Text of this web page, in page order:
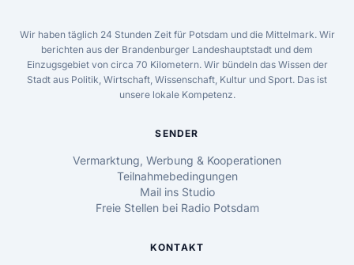
Wir haben täglich 24 Stunden Zeit für Potsdam und die Mittelmark. Wir
berichten aus der Brandenburger Landeshauptstadt und dem
Einzugsgebiet von circa 70 Kilometern. Wir bündeln das Wissen der
Stadt aus Politik, Wirtschaft, Wissenschaft, Kultur und Sport. Das ist
unsere lokale Kompetenz.
SENDER
Vermarktung, Werbung & Kooperationen
Teilnahmebedingungen
Mail ins Studio
Freie Stellen bei Radio Potsdam
KONTAKT